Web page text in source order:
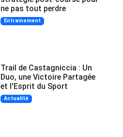
ne pas tout perdre
Entrainement
Trail de Castagniccia : Un
Duo, une Victoire Partagée
et l'Esprit du Sport
Actualité